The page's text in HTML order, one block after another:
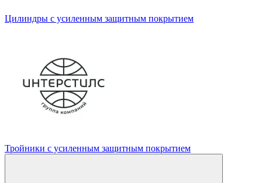
Цилиндры с усиленным защитным покрытием
Тройники с усиленным защитным покрытием